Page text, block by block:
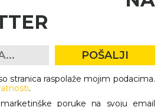
POŠALJI
stranica raspolaže mojim podacima.
.
poruke na svoju email